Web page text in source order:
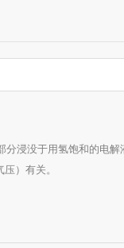
浸没于用氢饱和的电
）有关。